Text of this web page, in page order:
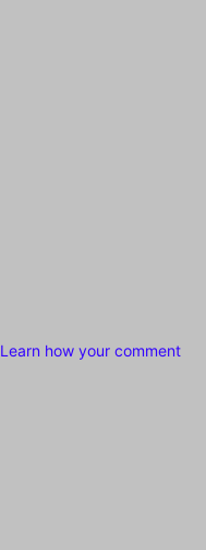
Learn how your comment